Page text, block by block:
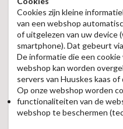
Cookies zijn kleine
van een webshop
of uitgelezen van uw device
smartphone). Dat gebeurt
De informatie die een
webshop kan worden
servers van Huuskes kaas
Op onze webshop worden
functionaliteiten van de
webshop te beschermen